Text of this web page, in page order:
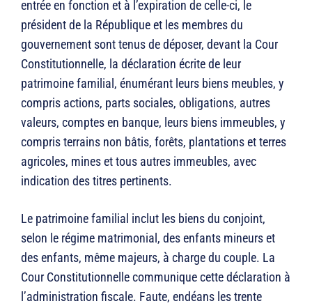
entrée en fonction et à l’expiration de celle-ci, le
président de la République et les membres du
gouvernement sont tenus de déposer, devant la Cour
Constitutionnelle, la déclaration écrite de leur
patrimoine familial, énumérant leurs biens meubles, y
compris actions, parts sociales, obligations, autres
valeurs, comptes en banque, leurs biens immeubles, y
compris terrains non bâtis, forêts, plantations et terres
agricoles, mines et tous autres immeubles, avec
indication des titres pertinents.
Le patrimoine familial inclut les biens du conjoint,
selon le régime matrimonial, des enfants mineurs et
des enfants, même majeurs, à charge du couple. La
Cour Constitutionnelle communique cette déclaration à
l’administration fiscale. Faute, endéans les trente